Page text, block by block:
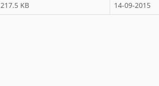
217.5 KB 14-09-2015